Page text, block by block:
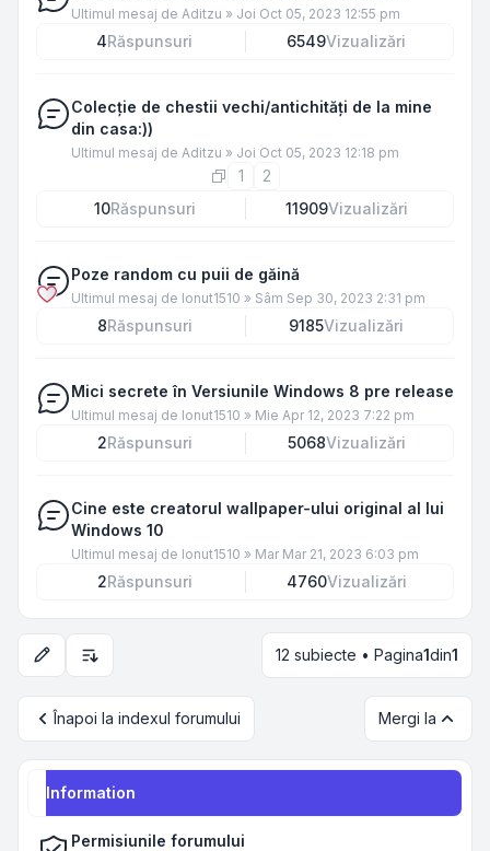
Ultimul mesaj de Aditzu » Joi Oct 05, 2023 12:55 pm
4Răspunsuri 6549Vizualizări
Colecție de chestii vechi/antichități de la mine
din casa:))
Ultimul mesaj de Aditzu » Joi Oct 05, 2023 12:18 pm
1
2
10Răspunsuri 11909Vizualizări
Poze random cu puii de găină
Ultimul mesaj de Ionut1510 » Sâm Sep 30, 2023 2:31 pm
8Răspunsuri 9185Vizualizări
Mici secrete în Versiunile Windows 8 pre release
Ultimul mesaj de Ionut1510 » Mie Apr 12, 2023 7:22 pm
2Răspunsuri 5068Vizualizări
Cine este creatorul wallpaper-ului original al lui
Windows 10
Ultimul mesaj de Ionut1510 » Mar Mar 21, 2023 6:03 pm
2Răspunsuri 4760Vizualizări
Opțiuni de sortare și afișare12 subiecte • Pagina1din1
Înapoi la indexul forumului Mergi la
Information
Permisiunile forumului